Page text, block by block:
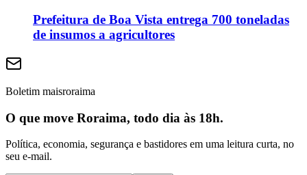
Prefeitura de Boa Vista entrega 700 toneladas
de insumos a agricultores
Boletim maisroraima
O que move Roraima, todo dia às 18h.
Política, economia, segurança e bastidores em uma leitura curta, no
seu e-mail.